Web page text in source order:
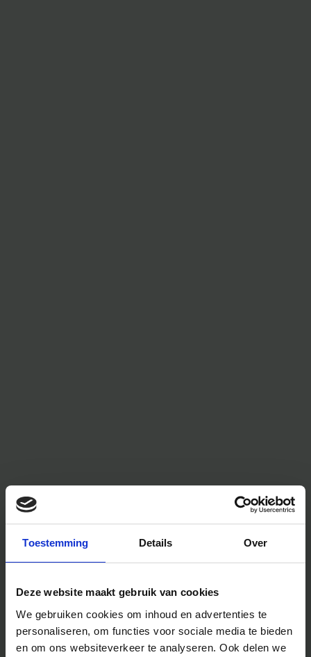
Toestemming Details Over
Deze website maakt gebruik van cookies
We gebruiken cookies om inhoud en advertenties te
personaliseren, om functies voor sociale media te bieden
en om ons websiteverkeer te analyseren. Ook delen we